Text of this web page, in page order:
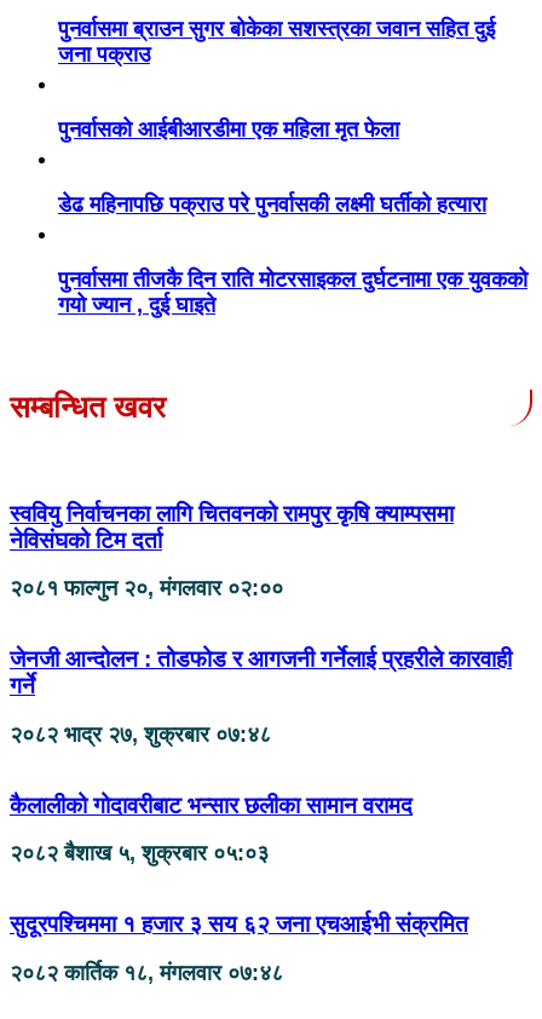
पुनर्वासमा ब्राउन सुगर बोकेका सशस्त्रका जवान सहित दुई
जना पक्राउ
पुनर्वासको आईबीआरडीमा एक महिला मृत फेला
डेढ महिनापछि पक्राउ परे पुनर्वासकी लक्ष्मी घर्तीको हत्यारा
पुनर्वासमा तीजकै दिन राति मोटरसाइकल दुर्घटनामा एक युवकको
गयो ज्यान , दुई घाइते
सम्बन्धित खवर
स्ववियु निर्वाचनका लागि चितवनको रामपुर कृषि क्याम्पसमा
नेविसंघको टिम दर्ता
२०८१ फाल्गुन २०, मंगलवार ०२:००
जेनजी आन्दोलन : तोडफोड र आगजनी गर्नेलाई प्रहरीले कारवाही
गर्ने
२०८२ भाद्र २७, शुक्रबार ०७:४८
कैलालीको गोदावरीबाट भन्सार छलीका सामान वरामद
२०८२ बैशाख ५, शुक्रबार ०५:०३
सुदूरपश्चिममा १ हजार ३ सय ६२ जना एचआईभी संक्रमित
२०८२ कार्तिक १८, मंगलवार ०७:४८